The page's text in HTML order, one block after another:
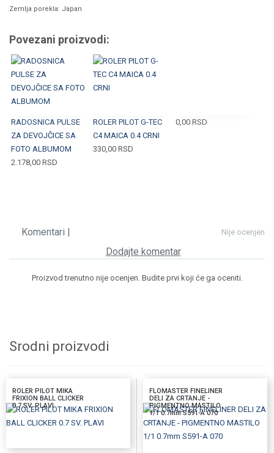
Zemlja porekla: Japan
Povezani proizvodi:
RADOSNICA PULSE
ZA DEVOJČICE SA
FOTO ALBUMOM
2.178,00 RSD
ROLER PILOT G-TEC
C4 MAICA 0.4 CRNI
330,00RSD
0,00 RSD
Nije ocenjen
Komentari |
Dodajte komentar
Proizvod trenutno nije ocenjen. Budite prvi koji će ga oceniti.
Srodni proizvodi
ROLER PILOT MIKA
FRIXION BALL CLICKER
0.7 SV. PLAVI
FLOMASTER FINELINER
DELI ZA CRTANJE -
PIGMENTNO MASTILO
1/1 0.7mm S591-A 070